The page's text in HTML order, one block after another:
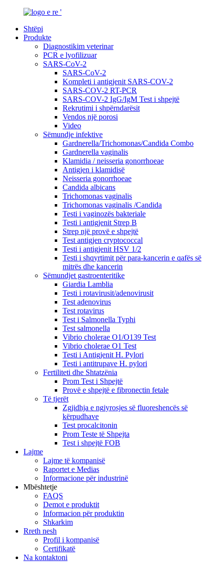
Shtëpi
Produkte
Diagnostikim veterinar
PCR e lyofilizuar
SARS-CoV-2
SARS-CoV-2
Kompleti i antigjenit SARS-COV-2
SARS-COV-2 RT-PCR
SARS-COV-2 IgG/IgM Test i shpejtë
Rekrutimi i shpërndarësit
Vendos një porosi
Video
Sëmundje infektive
Gardnerella/Trichomonas/Candida Combo
Gardnerella vaginalis
Klamidia / neisseria gonorrhoeae
Antigjen i klamidisë
Neisseria gonorrhoeae
Candida albicans
Trichomonas vaginalis
Trichomonas vaginalis /Candida
Testi i vaginozës bakteriale
Testi i antigjenit Strep B
Strep një provë e shpejtë
Test antigjen cryptococcal
Testi i antigjenit HSV 1/2
Testi i shqyrtimit për para-kancerin e qafës së
mitrës dhe kancerin
Sëmundjet gastroenteritike
Giardia Lamblia
Testi i rotavirusit/adenovirusit
Test adenovirus
Test rotavirus
Test i Salmonella Typhi
Test salmonella
Vibrio cholerae O1/O139 Test
Vibrio cholerae O1 Test
Testi i Antigjenit H. Pylori
Testi i antitrupave H. pylori
Fertiliteti dhe Shtatzënia
Prom Test i Shpejtë
Provë e shpejtë e fibronectin fetale
Të tjerët
Zgjidhja e ngjyrosjes së fluoreshencës së
kërpudhave
Test procalcitonin
Prom Teste të Shpejta
Test i shpejtë FOB
Lajme
Lajme të kompanisë
Raportet e Medias
Informacione për industrinë
Mbështetje
FAQS
Demot e produktit
Informacion për produktin
Shkarkim
Rreth nesh
Profil i kompanisë
Certifikatë
Na kontaktoni